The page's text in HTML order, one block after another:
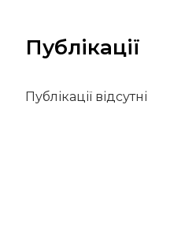
Публікації
Публікації відсутні